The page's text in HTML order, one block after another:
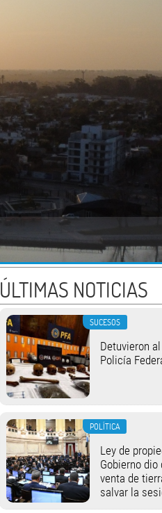
ÚLTIMAS NOTICIAS
SUCESOS
Detuvieron
Policía
POLÍTICA
Ley de
Gobierno
venta de
salvar la